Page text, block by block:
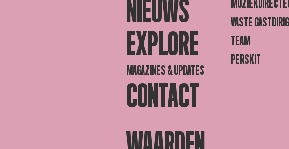
NIEUWS
EXPLORE
MAGAZINES & UPDATES
CONTACT
VASTE
TEAM
PERSKIT